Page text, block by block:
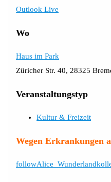
Outlook Live
Wo
Haus im Park
Züricher Str. 40, 28325
Veranstaltungstyp
Kultur & Freizeit
Wegen Erkrankungen